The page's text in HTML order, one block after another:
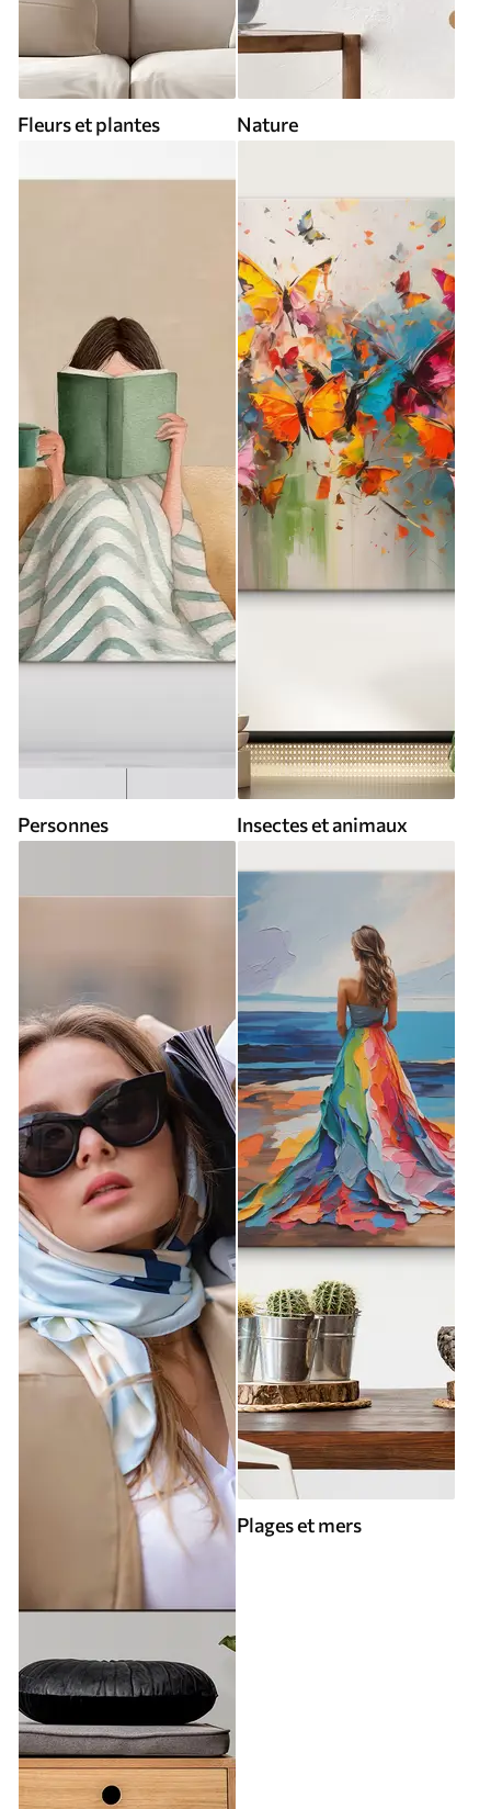
Fleurs et plantes Nature
Personnes Insectes et animaux
Plages et mers